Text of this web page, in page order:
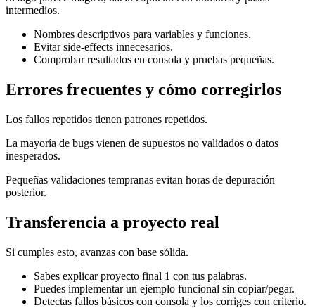
intermedios.
Nombres descriptivos para variables y funciones.
Evitar side-effects innecesarios.
Comprobar resultados en consola y pruebas pequeñas.
Errores frecuentes y cómo corregirlos
Los fallos repetidos tienen patrones repetidos.
La mayoría de bugs vienen de supuestos no validados o datos
inesperados.
Pequeñas validaciones tempranas evitan horas de depuración
posterior.
Transferencia a proyecto real
Si cumples esto, avanzas con base sólida.
Sabes explicar proyecto final 1 con tus palabras.
Puedes implementar un ejemplo funcional sin copiar/pegar.
Detectas fallos básicos con consola y los corriges con criterio.